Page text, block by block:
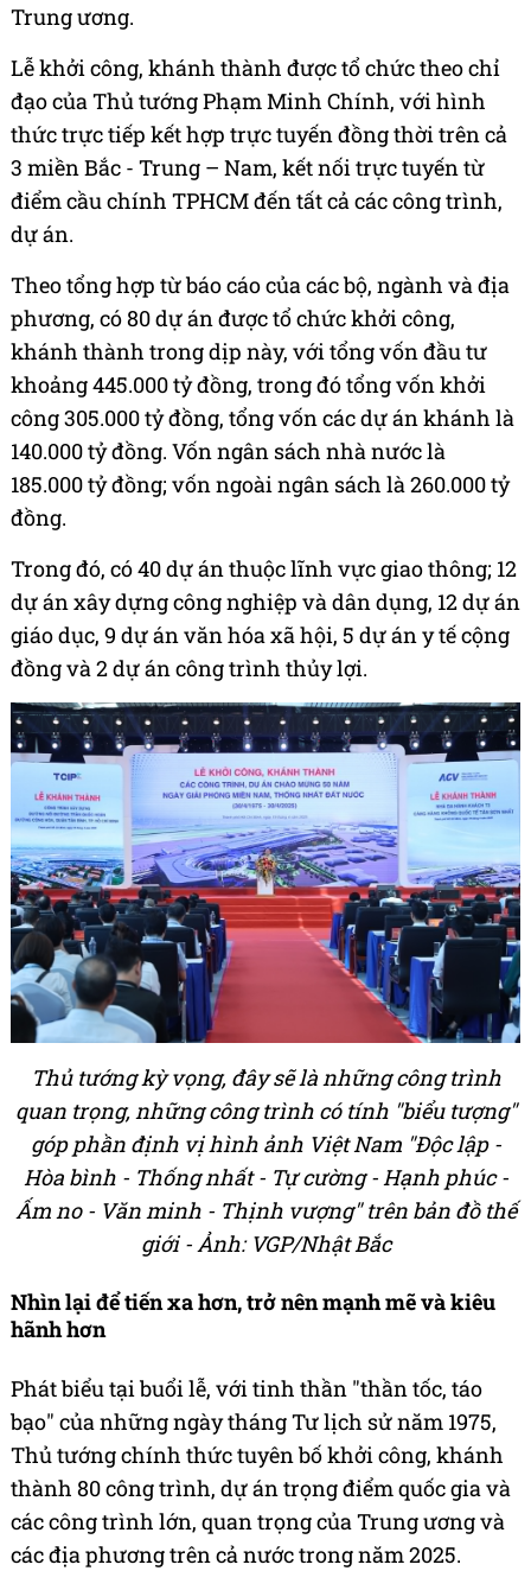
Trung ương.
Lễ khởi công, khánh thành được tổ chức theo chỉ
đạo của Thủ tướng Phạm Minh Chính, với hình
thức trực tiếp kết hợp trực tuyến đồng thời trên cả
3 miền Bắc - Trung – Nam, kết nối trực tuyến từ
điểm cầu chính TPHCM đến tất cả các công trình,
dự án.
Theo tổng hợp từ báo cáo của các bộ, ngành và địa
phương, có 80 dự án được tổ chức khởi công,
khánh thành trong dịp này, với tổng vốn đầu tư
khoảng 445.000 tỷ đồng, trong đó tổng vốn khởi
công 305.000 tỷ đồng, tổng vốn các dự án khánh là
140.000 tỷ đồng. Vốn ngân sách nhà nước là
185.000 tỷ đồng; vốn ngoài ngân sách là 260.000 tỷ
đồng.
Trong đó, có 40 dự án thuộc lĩnh vực giao thông; 12
dự án xây dựng công nghiệp và dân dụng, 12 dự án
giáo dục, 9 dự án văn hóa xã hội, 5 dự án y tế cộng
đồng và 2 dự án công trình thủy lợi.
Thủ tướng kỳ vọng, đây sẽ là những công trình
quan trọng, những công trình có tính "biểu tượng"
góp phần định vị hình ảnh Việt Nam "Độc lập -
Hòa bình - Thống nhất - Tự cường - Hạnh phúc -
Ấm no - Văn minh - Thịnh vượng" trên bản đồ thế
giới - Ảnh: VGP/Nhật Bắc
Nhìn lại để tiến xa hơn, trở nên mạnh mẽ và kiêu
hãnh hơn
Phát biểu tại buổi lễ, với tinh thần "thần tốc, táo
bạo" của những ngày tháng Tư lịch sử năm 1975,
Thủ tướng chính thức tuyên bố khởi công, khánh
thành 80 công trình, dự án trọng điểm quốc gia và
các công trình lớn, quan trọng của Trung ương và
các địa phương trên cả nước trong năm 2025.